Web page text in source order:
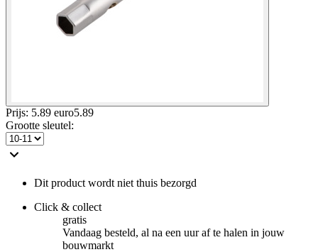
Prijs: 5.89 euro5.89
Grootte sleutel:
Dit product wordt niet thuis bezorgd
Click & collect
gratis
Vandaag besteld, al na een uur af te halen in jouw
bouwmarkt